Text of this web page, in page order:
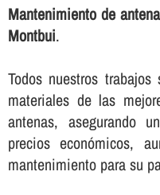
Mantenimiento de
Montbui.
Todos nuestros
materiales de las
antenas, asegurando
precios económicos,
mantenimiento para su